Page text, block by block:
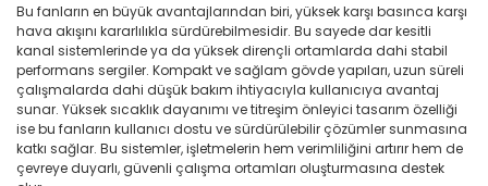
Bu fanların en büyük avantajlarından biri, yüksek karşı basınca karşı
hava akışını kararlılıkla sürdürebilmesidir. Bu sayede dar kesitli
kanal sistemlerinde ya da yüksek dirençli ortamlarda dahi stabil
performans sergiler. Kompakt ve sağlam gövde yapıları, uzun süreli
çalışmalarda dahi düşük bakım ihtiyacıyla kullanıcıya avantaj
sunar. Yüksek sıcaklık dayanımı ve titreşim önleyici tasarım özelliği
ise bu fanların kullanıcı dostu ve sürdürülebilir çözümler sunmasına
katkı sağlar. Bu sistemler, işletmelerin hem verimliliğini artırır hem de
çevreye duyarlı, güvenli çalışma ortamları oluşturmasına destek